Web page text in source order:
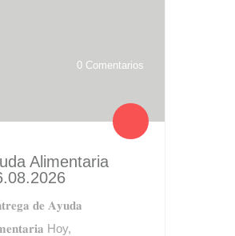
0 Comentarios
Alimentaria
𝐝𝐞 𝐀𝐲𝐮𝐝𝐚
Hoy,